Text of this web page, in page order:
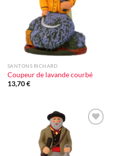
SANTONS RICHARD
Coupeur de lavande courbé
13,70€